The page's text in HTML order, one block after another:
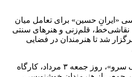
«ایرانِ حسین» برای تعامل میان
نقاشی‌خط، قلم‌زنی و هنرهای سنتی
شد تا هنرمندان در فضایی
در ادامه برنامه‌های «در سوگ سرو»، روز جمعه ۳ مرداد، کارگاه